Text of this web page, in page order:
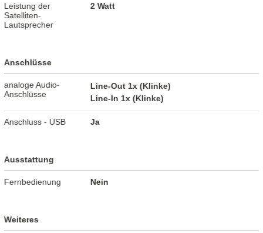
Leistung der
Satelliten-
Lautsprecher
2 Watt
Anschlüsse
analoge Audio-
Anschlüsse
Line-Out 1x (Klinke)
Line-In 1x (Klinke)
Anschluss - USB Ja
Ausstattung
Fernbedienung Nein
Weiteres